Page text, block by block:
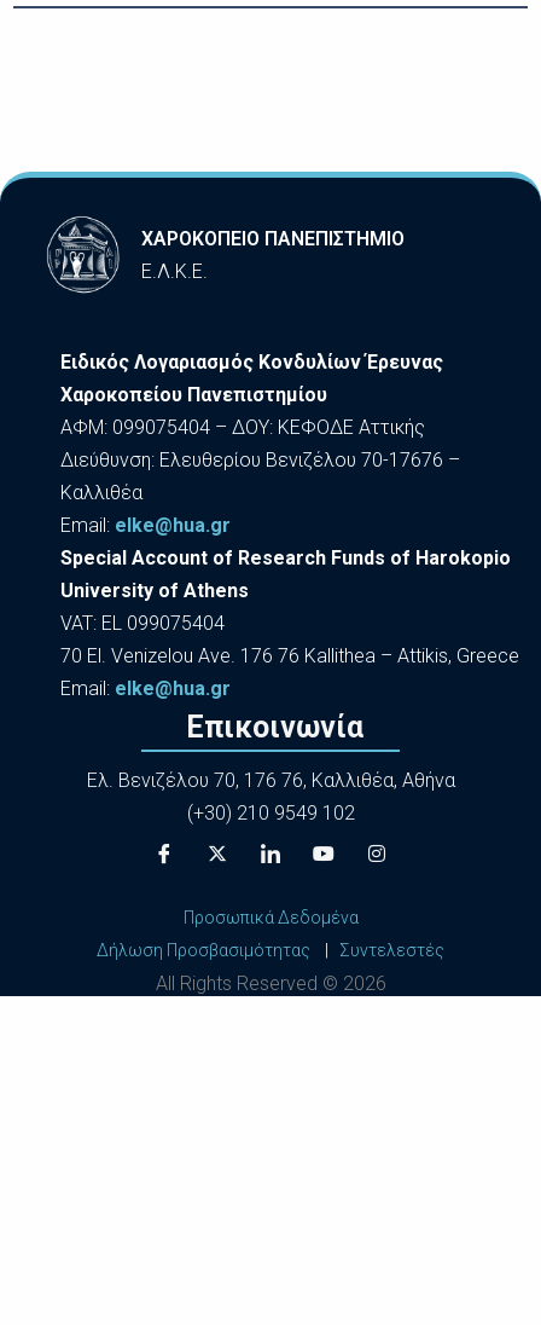
ΧΑΡΟΚΟΠΕΙΟ ΠΑΝΕΠΙΣΤΗΜΙΟ
Ε.Λ.Κ.Ε.
Ειδικός Λογαριασμός Κονδυλίων Έρευνας
Χαροκοπείου Πανεπιστημίου
ΑΦΜ: 099075404 – ΔΟΥ: ΚΕΦΟΔΕ Αττικής
Διεύθυνση: Ελευθερίου Βενιζέλου 70-17676 –
Καλλιθέα
Εmail: elke@hua.gr
Special Account of Research Funds of Harokopio
University of Athens
VAT: EL 099075404
70 El. Venizelou Ave. 176 76 Kallithea – Attikis, Greece
Εmail: elke@hua.gr
Επικοινωνία
Ελ. Βενιζέλου 70, 176 76, Καλλιθέα, Αθήνα
(+30) 210 9549 102
Προσωπικά Δεδομένα
Δήλωση Προσβασιμότητας
Συντελεστές
All Rights Reserved © 2026